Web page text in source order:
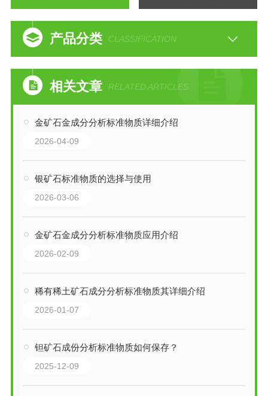
产品分类 CLASSIFICATION
相关文章 RELATED ARTICLES
金矿石金成分分析标准物质详细介绍
2026-04-09
银矿石标准物质的选择与使用
2026-03-06
金矿石金成分分析标准物质应用介绍
2026-02-09
稀有稀土矿石成分分析标准物质其详细介绍
2026-01-07
钽矿石成份分析标准物质如何保存？
2025-12-09